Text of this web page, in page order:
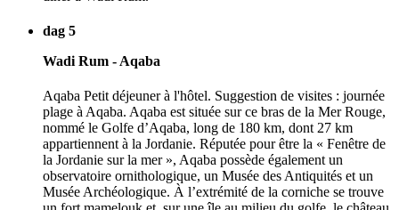
dag 5
Wadi Rum - Aqaba
Aqaba Petit déjeuner à l'hôtel. Suggestion de visites : journée
plage à Aqaba. Aqaba est située sur ce bras de la Mer Rouge,
nommé le Golfe d’Aqaba, long de 180 km, dont 27 km
appartiennent à la Jordanie. Réputée pour être la « Fenêtre de
la Jordanie sur la mer », Aqaba possède également un
observatoire ornithologique, un Musée des Antiquités et un
Musée Archéologique. À l’extrémité de la corniche se trouve